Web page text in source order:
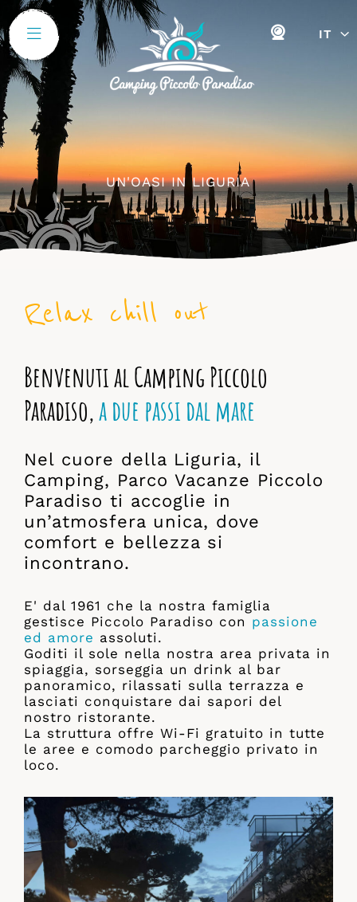
IT
UN'OASI IN LIGURIA
Relax chill out
Benvenuti al Camping Piccolo
Paradiso,a due passi dal mare
Nel cuore della Liguria, il
Camping, Parco Vacanze Piccolo
Paradiso ti accoglie in
un’atmosfera unica, dove
comfort e bellezza si
incontrano.
E' dal 1961 che la nostra famiglia
gestisce Piccolo Paradiso con passione
ed amore assoluti.
Goditi il sole nella nostra area privata in
spiaggia, sorseggia un drink al bar
panoramico, rilassati sulla terrazza e
lasciati conquistare dai sapori del
nostro ristorante.
La struttura offre Wi-Fi gratuito in tutte
le aree e comodo parcheggio privato in
loco.